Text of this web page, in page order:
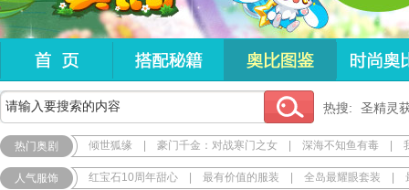
热搜: 圣精灵
热门奥剧 倾世狐缘 豪门千金：对战寒门之女 深海不知鱼有毒
人气服饰 红宝石10周年甜心 最有价值的服装 全岛最耀眼套装